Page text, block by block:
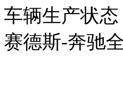
车辆生产状
赛德斯-奔驰